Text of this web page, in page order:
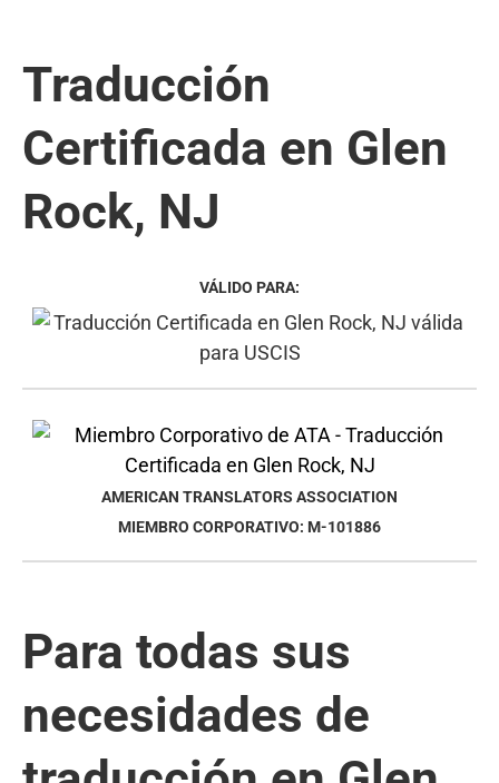
Traducción
Certificada en Glen
Rock, NJ
VÁLIDO PARA:
AMERICAN TRANSLATORS ASSOCIATION
MIEMBRO CORPORATIVO: M-101886
Para todas sus
necesidades de